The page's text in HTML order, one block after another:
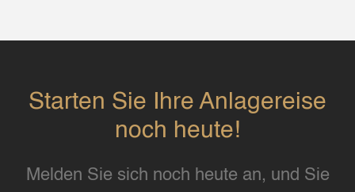
Starten Sie Ihre Anlagereise
noch heute!
Melden Sie sich noch heute an, und Sie